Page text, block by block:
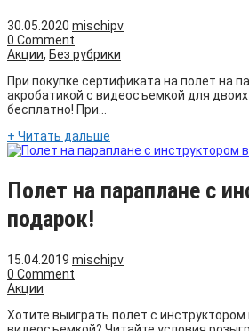
30.05.2020 mischipv
0 Comment
Акции, Без рубрики
При покупке сертификата на полет на
акробатикой с видеосъемкой для
бесплатно! При...
+ Читать дальше
Полет на параплане с
подарок!
15.04.2019 mischipv
0 Comment
Акции
Хотите выиграть полет с